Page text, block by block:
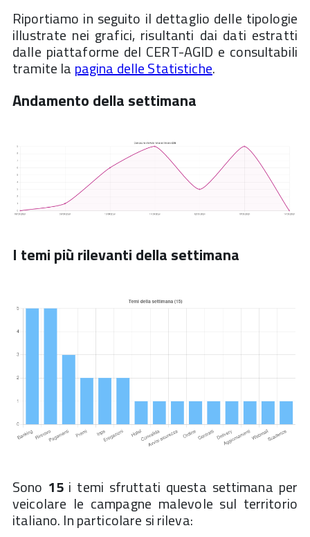
Riportiamo in seguito il dettaglio delle tipologie
illustrate nei grafici, risultanti dai dati estratti
dalle piattaforme del CERT-AGID e consultabili
tramite la pagina delle Statistiche.
Andamento della settimana
I temi più rilevanti della settimana
Sono 15 i temi sfruttati questa settimana per
veicolare le campagne malevole sul territorio
italiano. In particolare si rileva: